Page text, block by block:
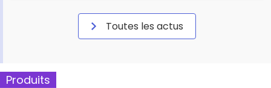
Toutes les actus
Produits